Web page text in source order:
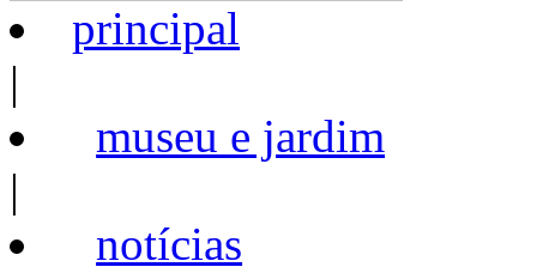
principal
|
museu e jardim
|
notícias